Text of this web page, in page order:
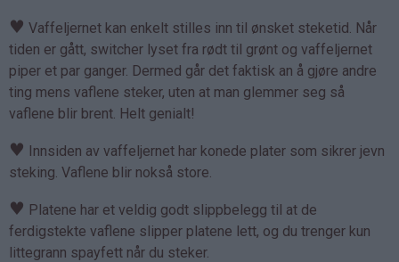
♥ Vaffeljernet kan enkelt stilles inn til ønsket steketid. Når
tiden er gått, switcher lyset fra rødt til grønt og vaffeljernet
piper et par ganger. Dermed går det faktisk an å gjøre andre
ting mens vaflene steker, uten at man glemmer seg så
vaflene blir brent. Helt genialt!
♥ Innsiden av vaffeljernet har konede plater som sikrer jevn
steking. Vaflene blir nokså store.
♥ Platene har et veldig godt slippbelegg til at de
ferdigstekte vaflene slipper platene lett, og du trenger kun
littegrann spayfett når du steker.